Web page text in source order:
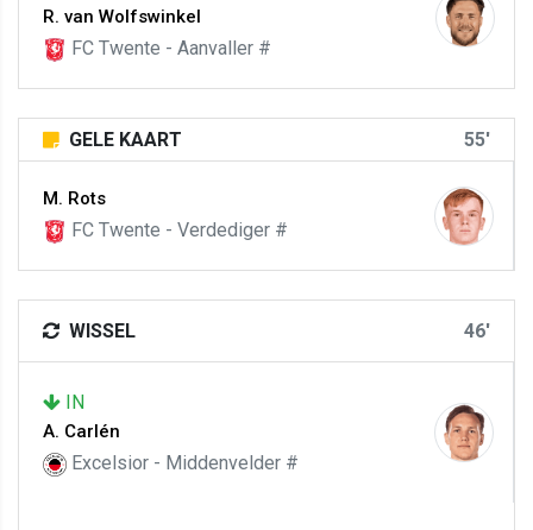
R. van Wolfswinkel
FC Twente - Aanvaller #
GELE KAART 55'
M. Rots
FC Twente - Verdediger #
WISSEL 46'
IN
A. Carlén
Excelsior - Middenvelder #